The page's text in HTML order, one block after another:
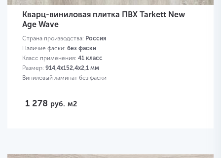
Кварц-виниловая плитка ПВХ Tarkett New
Age Wave
Страна производства: Россия
Наличие фаски: без фаски
Класс применения: 41 класс
Размер: 914,4х152,4х2,1 мм
Виниловый ламинат без фаски
1 278 руб. м2